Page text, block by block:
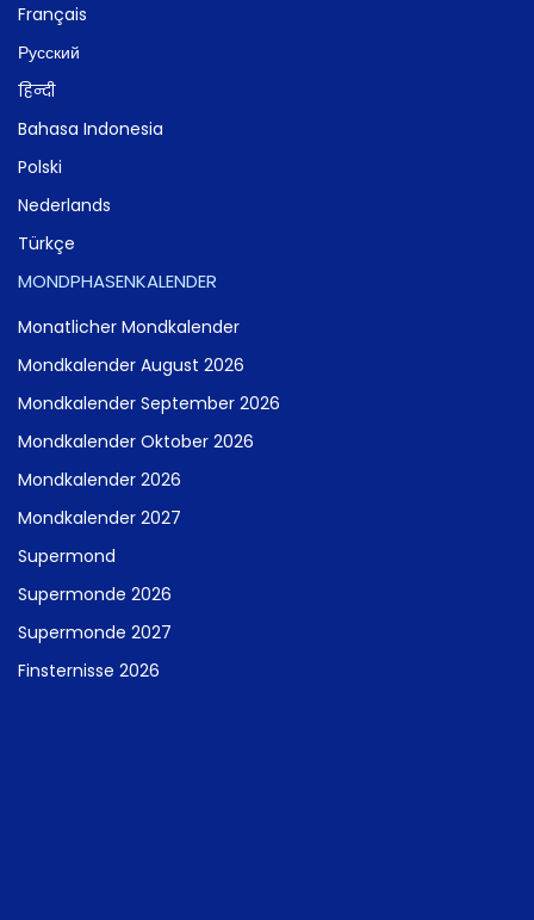
Français
Русский
हिन्दी
Bahasa Indonesia
Polski
Nederlands
Türkçe
MONDPHASENKALENDER
Monatlicher Mondkalender
Mondkalender August 2026
Mondkalender September 2026
Mondkalender Oktober 2026
Mondkalender 2026
Mondkalender 2027
Supermond
Supermonde 2026
Supermonde 2027
Finsternisse 2026